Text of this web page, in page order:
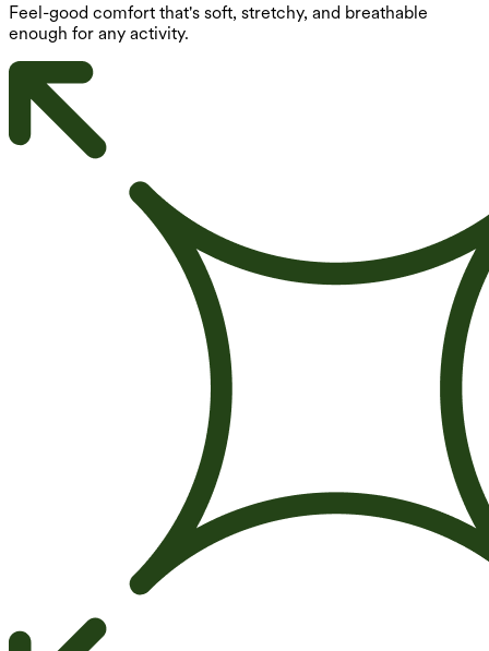
Feel-good comfort that's soft, stretchy, and breathable
enough for any activity.